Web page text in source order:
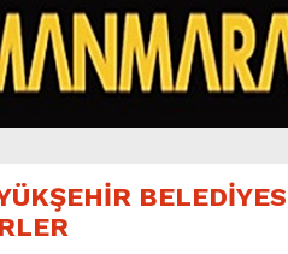
Yeni Düzenlemeyle Daha
Müzik Ziyafeti
Ağustos Fuarı’nda Hayat
Büyükşehir’le Yenileniyor.